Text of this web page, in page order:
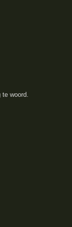
te woord.